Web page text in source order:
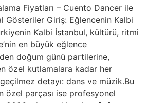
Fiyatları – Cuento Dancer ile
Gösteriler Giriş: Eğlencenin Kalbi
Kalbi İstanbul, kültürü, ritmi
en büyük eğlence
doğum günü partilerine,
özel kutlamalara kadar her
detayı: dans ve müzik.Bu
özel parçası ise profesyonel